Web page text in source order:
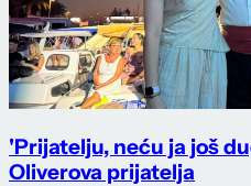
'Prijatelju, neću ja još
Oliverova prijatelja